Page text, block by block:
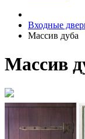
Входные
Массив дуба
Массив